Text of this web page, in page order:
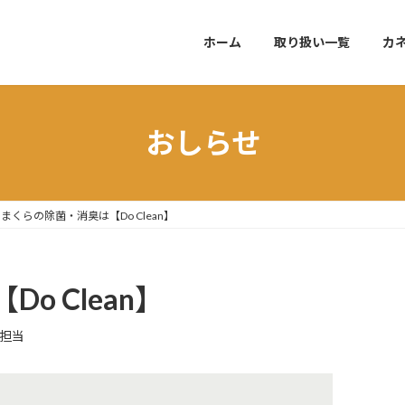
ホーム 取り扱い一覧 カ
おしらせ
まくらの除菌・消臭は【Do Clean】
Clean】
当